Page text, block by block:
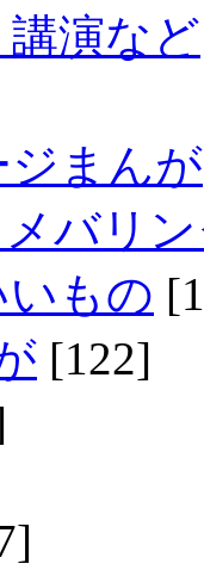
演など
ジまんが
バリ
もの
[122]